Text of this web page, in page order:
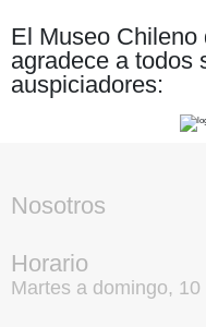
El Museo Chileno
agradece a todos
auspiciadores:
Nosotros
Horario
Martes a domingo, 10